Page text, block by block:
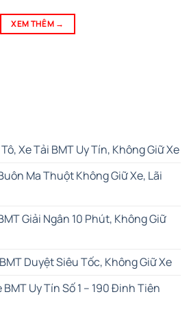
XEM THÊM →
Xe Tải BMT Uy Tín, Không Giữ Xe
Ma Thuột Không Giữ Xe, Lãi
Giải Ngân 10 Phút, Không Giữ
Duyệt Siêu Tốc, Không Giữ Xe
Uy Tín Số 1 – 190 Đinh Tiên